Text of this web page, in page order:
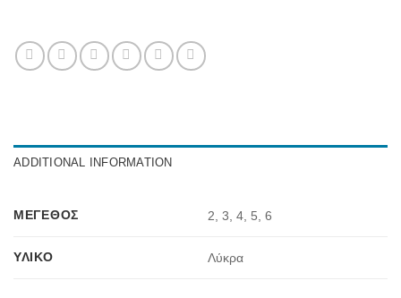
ADDITIONAL INFORMATION
ΜΈΓΕΘΟΣ 2, 3, 4, 5, 6
ΥΛΙΚΌ Λύκρα